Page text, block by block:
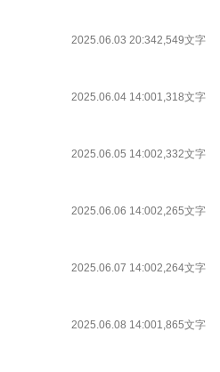
2025.06.03 20:342,549文字
2025.06.04 14:001,318文字
2025.06.05 14:002,332文字
2025.06.06 14:002,265文字
2025.06.07 14:002,264文字
2025.06.08 14:001,865文字